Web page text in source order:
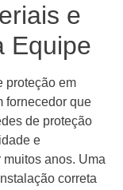
e
Equipe
proteção em
fornecedor que
de proteção
e
anos. Uma
correta